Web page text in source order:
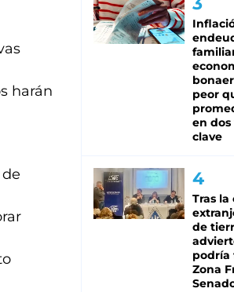
harán
peor
en dos
clave
Tras la
de
podría
Zona